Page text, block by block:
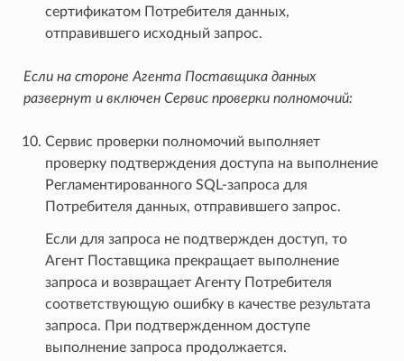
сертификатом Потребителя данных,
отправившего исходный запрос.
Если на стороне Агента Поставщика данных
развернут и включен Сервис проверки полномочий:
Сервис проверки полномочий выполняет
проверку подтверждения доступа на выполнение
Регламентированного SQL-запроса для
Потребителя данных, отправившего запрос.
Если для запроса не подтвержден доступ, то
Агент Поставщика прекращает выполнение
запроса и возвращает Агенту Потребителя
соответствующую ошибку в качестве результата
запроса. При подтвержденном доступе
выполнение запроса продолжается.